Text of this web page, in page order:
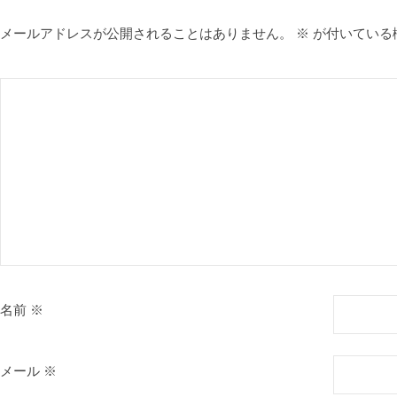
メールアドレスが公開されることはありません。 ※ が付いている
名前 ※
メール ※